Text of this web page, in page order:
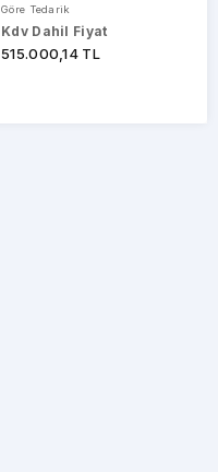
Göre Tedarik
Kdv Dahil Fiyat
515.000,14 TL